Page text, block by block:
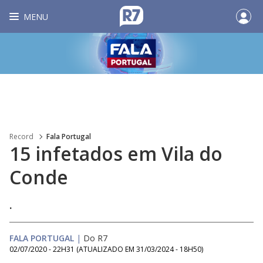
MENU
Record Fala Portugal
15 infetados em Vila do
Conde
.
FALA PORTUGAL | Do R7
02/07/2020 - 22H31 (ATUALIZADO EM 31/03/2024 - 18H50)